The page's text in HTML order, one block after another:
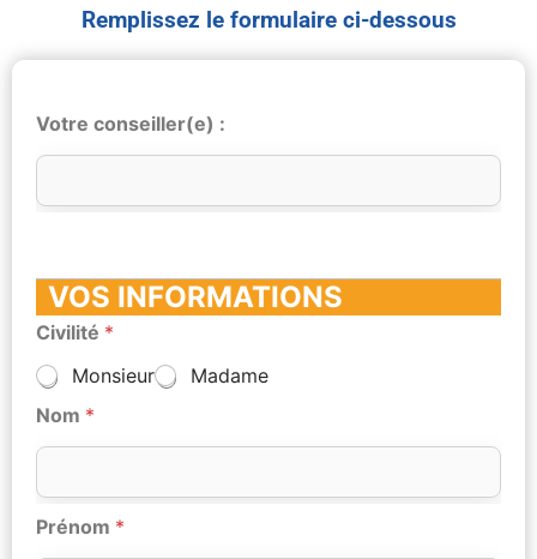
Remplissez le formulaire ci-dessous
Votre conseiller(e) :
VOS INFORMATIONS
Civilité *
Monsieur
Madame
Nom *
Prénom *